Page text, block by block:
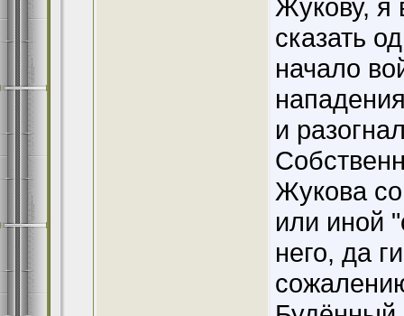
Жукову, я
сказать
начало
и
Жукова
или иной
него, да